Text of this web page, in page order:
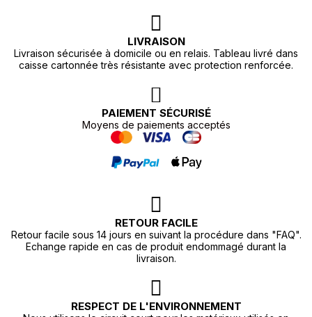
LIVRAISON
Livraison sécurisée à domicile ou en relais. Tableau livré dans
caisse cartonnée très résistante avec protection renforcée.
PAIEMENT SÉCURISÉ
Moyens de paiements acceptés
RETOUR FACILE
Retour facile sous 14 jours en suivant la procédure dans "FAQ".
Echange rapide en cas de produit endommagé durant la
livraison.
RESPECT DE L'ENVIRONNEMENT